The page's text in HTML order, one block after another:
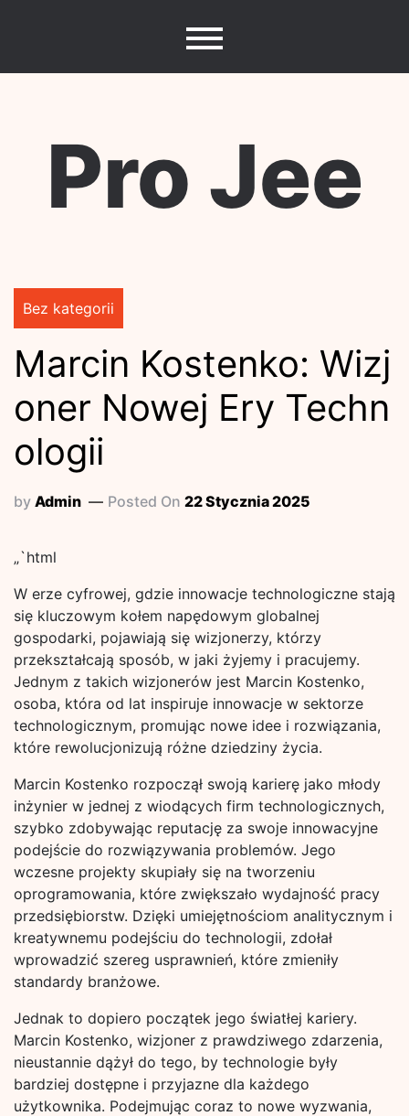
Pro Jee
Bez kategorii
Marcin Kostenko: Wizj
oner Nowej Ery Techn
ologii
by Admin Posted On 22 Stycznia 2025
„`html
W erze cyfrowej, gdzie innowacje technologiczne stają
się kluczowym kołem napędowym globalnej
gospodarki, pojawiają się wizjonerzy, którzy
przekształcają sposób, w jaki żyjemy i pracujemy.
Jednym z takich wizjonerów jest Marcin Kostenko,
osoba, która od lat inspiruje innowacje w sektorze
technologicznym, promując nowe idee i rozwiązania,
które rewolucjonizują różne dziedziny życia.
Marcin Kostenko rozpoczął swoją karierę jako młody
inżynier w jednej z wiodących firm technologicznych,
szybko zdobywając reputację za swoje innowacyjne
podejście do rozwiązywania problemów. Jego
wczesne projekty skupiały się na tworzeniu
oprogramowania, które zwiększało wydajność pracy
przedsiębiorstw. Dzięki umiejętnościom analitycznym i
kreatywnemu podejściu do technologii, zdołał
wprowadzić szereg usprawnień, które zmieniły
standardy branżowe.
Jednak to dopiero początek jego światłej kariery.
Marcin Kostenko, wizjoner z prawdziwego zdarzenia,
nieustannie dążył do tego, by technologie były
bardziej dostępne i przyjazne dla każdego
użytkownika. Podejmując coraz to nowe wyzwania,